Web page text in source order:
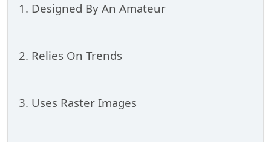
1. Designed By An Amateur
2. Relies On Trends
3. Uses Raster Images